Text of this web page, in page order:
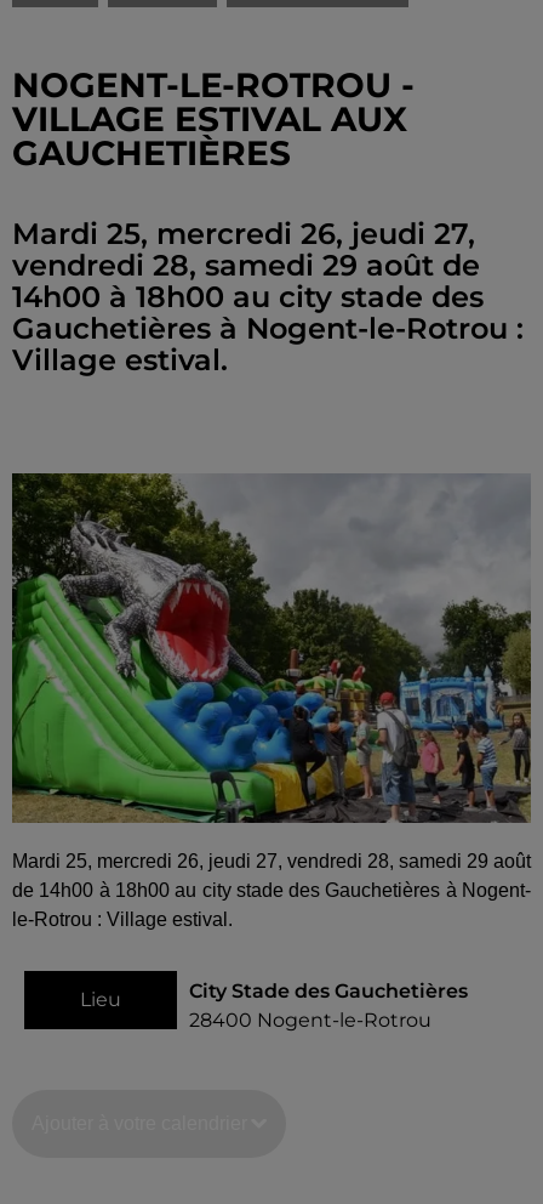
NOGENT-LE-ROTROU -
VILLAGE ESTIVAL AUX
GAUCHETIÈRES
Mardi 25, mercredi 26, jeudi 27,
vendredi 28, samedi 29 août de
14h00 à 18h00 au city stade des
Gauchetières à Nogent-le-Rotrou :
Village estival.
Mardi 25, mercredi 26, jeudi 27, vendredi 28, samedi 29 août
de 14h00 à 18h00 au city stade des Gauchetières à Nogent-
le-Rotrou : Village estival.
Lieu
City Stade des Gauchetières
28400 Nogent-le-Rotrou